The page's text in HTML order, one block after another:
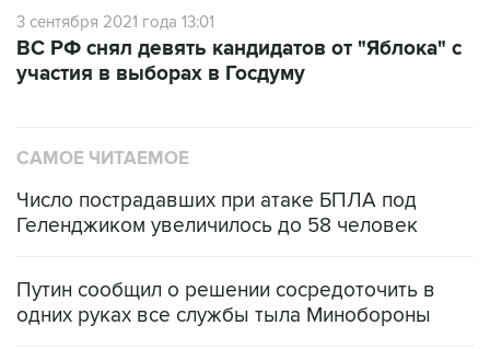
3 сентября 2021 года 13:01
ВС РФ снял девять кандидатов от "Яблока" с
участия в выборах в Госдуму
САМОЕ ЧИТАЕМОЕ
Число пострадавших при атаке БПЛА под
Геленджиком увеличилось до 58 человек
Путин сообщил о решении сосредоточить в
одних руках все службы тыла Минобороны